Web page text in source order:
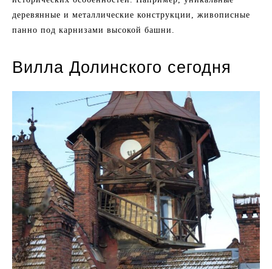
деревянные и металлические конструкции, живописные
панно под карнизами высокой башни.
Вилла Долинского сегодня